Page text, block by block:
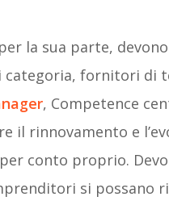
la sua parte,
categoria, fornitori di
, Competence
il rinnovamento e
conto proprio.
si possano